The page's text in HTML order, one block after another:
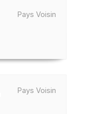
Pays Voisin
Pays Voisin